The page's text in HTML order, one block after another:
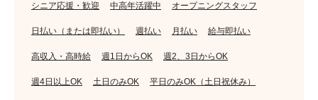
シニア応援・歓迎 中高年活躍中 オープニングスタッフ
日払い（または即払い） 週払い 月払い 給与即払い
高収入・高時給 週1日からOK 週2、3日からOK
週4日以上OK 土日のみOK 平日のみOK（土日祝休み）